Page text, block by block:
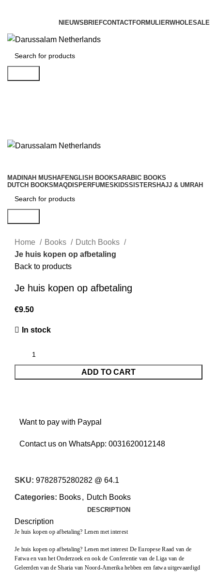
NIEUWSBRIEFCONTACTFORMULIERWHOLESALE
MADINAH MUSHAFENGLISH BOOKSARABIC BOOKS
DUTCH BOOKS MAQDIS PERFUMES KIDSSISTERS HAJJ & UMRAH
Home Books
Dutch Books
Je huis kopen op afbetaling
Back to products
Je huis kopen op afbetaling
€
In stock
ADD TO CART
Want to pay with Paypal
Contact us on WhatsApp: 0031620012148
SKU: 9782875280282 @ 64.1
Categories: Books, Dutch Books
DESCRIPTION
Description
Je huis kopen op afbetaling? Lenen met interest
Je huis kopen op afbetaling? Lenen met interest De Europese Raad van de
Fatwa en van het Onderzoek en ook de Conferentie van de Liga van de
Geleerden van de Sharia van Noord-Amerika hebben een fatwa uitgevaardigd